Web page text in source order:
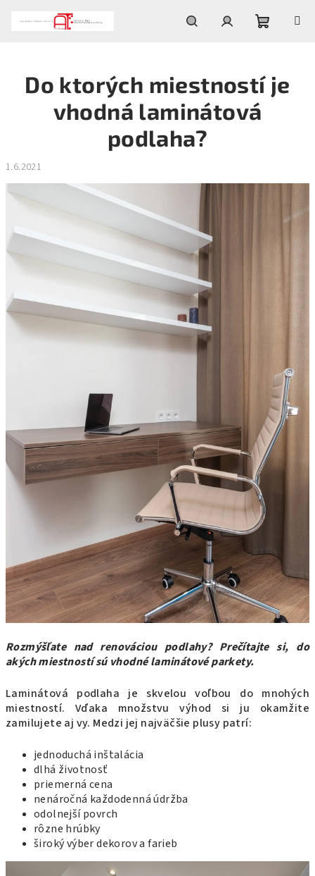
košík
Do ktorých miestností je
vhodná laminátová
podlaha?
1.6.2021
Rozmýšľate nad renováciou podlahy? Prečítajte si, do
akých miestností sú vhodné laminátové parkety.
Laminátová podlaha je skvelou voľbou do mnohých
miestností. Vďaka množstvu výhod si ju okamžite
zamilujete aj vy. Medzi jej najväčšie plusy patrí:
jednoduchá inštalácia
dlhá životnosť
priemerná cena
nenáročná každodenná údržba
odolnejší povrch
rôzne hrúbky
široký výber dekorov a farieb